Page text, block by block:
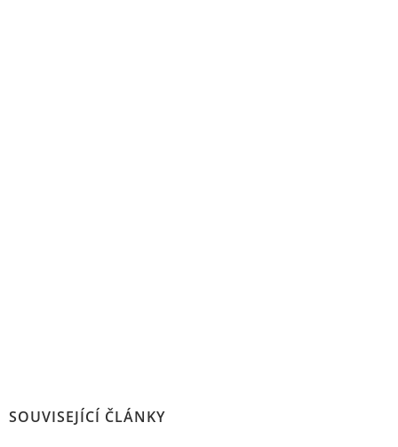
SOUVISEJÍCÍ ČLÁNKY